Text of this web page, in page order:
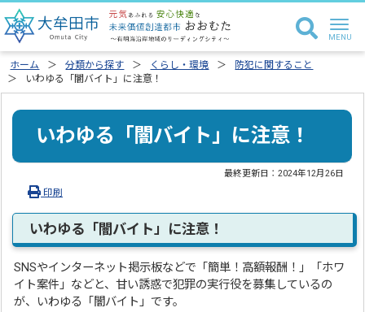
ホーム 分類から探す くらし・環境
防犯に関すること
いわゆる「闇バイト」に注意！
いわゆる「闇バイト」に注意！
最終更新日：2024年12月26日
印刷
いわゆる「闇バイト」に注意！
SNSやインターネット掲示板などで「簡単！高額報酬！」「ホワ
イト案件」などと、甘い誘惑で犯罪の実行役を募集しているの
が、いわゆる「闇バイト」です。